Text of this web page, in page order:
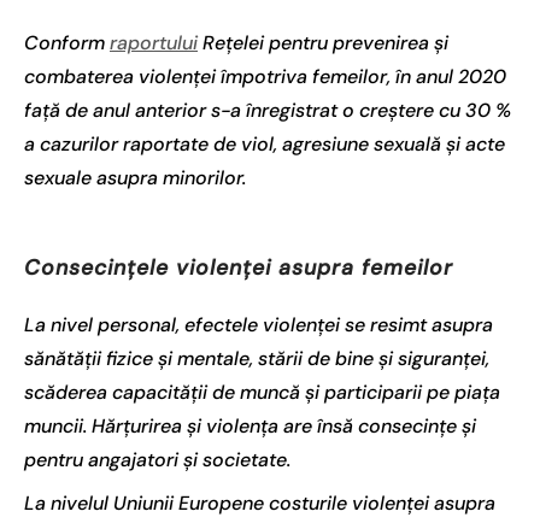
ConformraportuluiRețelei pentru prevenirea și
combaterea violenței împotriva femeilor, în anul 2020
față de anul anterior s-a înregistrat o creștere cu 30 %
a cazurilor raportate de viol, agresiune sexuală și acte
sexuale asupra minorilor.
Consecințele violenței asupra femeilor
La nivel personal, efectele violenței se resimt asupra
sănătății fizice și mentale, stării de bine și siguranței,
scăderea capacității de muncă și participarii pe piața
muncii. Hărțurirea și violența are însă consecințe și
pentru angajatori și societate.
La nivelul Uniunii Europene costurile violenței asupra